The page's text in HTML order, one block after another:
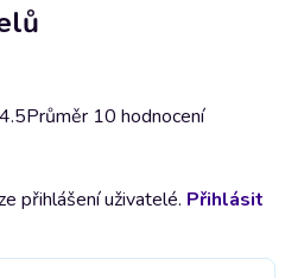
Průměr 10 hodnocení
přihlášení uživatelé. Přihlásit